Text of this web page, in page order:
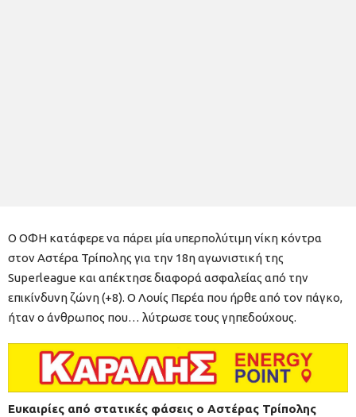
Ο ΟΦΗ κατάφερε να πάρει μία υπερπολύτιμη νίκη κόντρα
στον Αστέρα Τρίπολης για την 18η αγωνιστική της
Superleague και απέκτησε διαφορά ασφαλείας από την
επικίνδυνη ζώνη (+8). Ο Λουίς Περέα που ήρθε από τον πάγκο,
ήταν ο άνθρωπος που… λύτρωσε τους γηπεδούχους.
Ευκαιρίες από στατικές φάσεις ο Αστέρας Τρίπολης